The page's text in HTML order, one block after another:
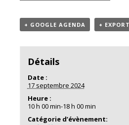
+ GOOGLE AGENDA +
Détails
Date :
17 septembre 2024
Heure :
10 h 00 min-18 h 00 min
Catégorie d’évènement: